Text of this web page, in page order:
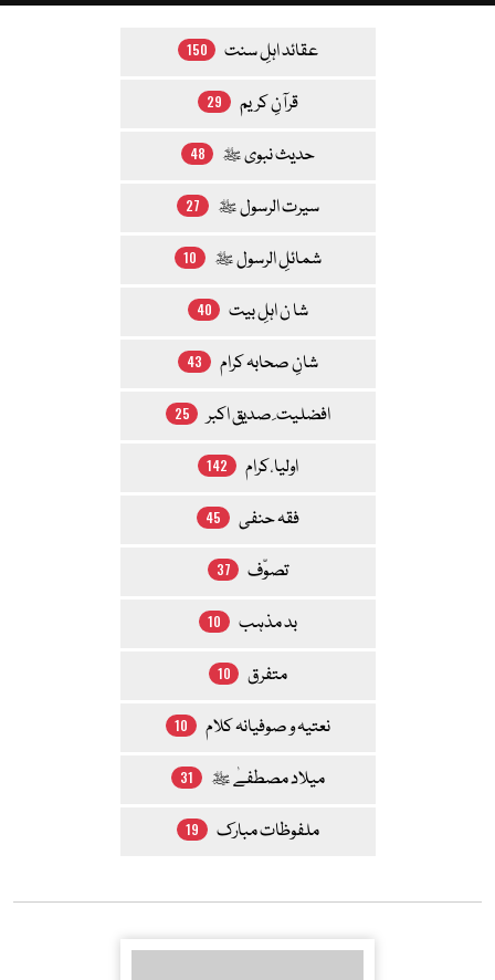
150 عقائد اہلِ سنت
29 قرآنِ کریم
48 حدیث نبوی ﷺ
27 سیرت الرسول ﷺ
10 شمائلِ الرسول ﷺ
40 شا ن اہلِ بیت
43 شانِ صحابہ کرام
25 افضلیت ِ صدیق اکبر
142 اولیا ٔ کرام
45 فقہ حنفی
37 تصوّف
10 بد مذہب
10 متفرق
10 نعتیہ و صوفیانہ کلام
31 میلاد مصطفےٰ ﷺ
19 ملفوظات مبارک